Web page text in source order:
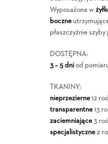
Wyposażona w
boczne
płaszczyźnie
DOSTĘPNA:
3 – 5 dniod
TKANINY:
nieprzezierne12
transparentne13
zaciemniające3
specjalistyczne2